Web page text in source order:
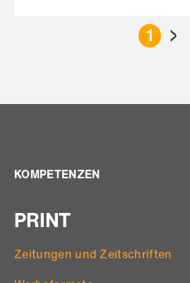
U
M
E
R
1 ›
KOMPETENZEN
PRINT
Zeitungen und Zeitschriften